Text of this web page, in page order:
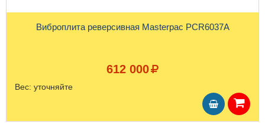
Виброплита реверсивная Masterpac PCR6037A
612 000
Вес: уточняйте